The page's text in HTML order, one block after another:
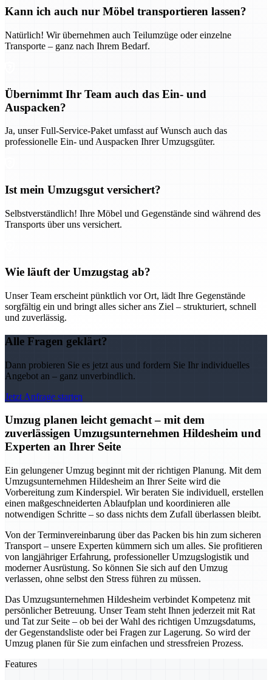
Kann ich auch nur Möbel transportieren lassen?
Natürlich! Wir übernehmen auch Teilumzüge oder einzelne
Transporte – ganz nach Ihrem Bedarf.
Übernimmt Ihr Team auch das Ein- und
Auspacken?
Ja, unser Full-Service-Paket umfasst auf Wunsch auch das
professionelle Ein- und Auspacken Ihrer Umzugsgüter.
Ist mein Umzugsgut versichert?
Selbstverständlich! Ihre Möbel und Gegenstände sind während des
Transports über uns versichert.
Wie läuft der Umzugstag ab?
Unser Team erscheint pünktlich vor Ort, lädt Ihre Gegenstände
sorgfältig ein und bringt alles sicher ans Ziel – strukturiert, schnell
und zuverlässig.
Alle Fragen geklärt?
Dann probieren Sie es jetzt aus und fordern Sie Ihr individuelles
Angebot an – ganz unverbindlich.
Jetzt Anfrage starten
Umzug planen leicht gemacht – mit dem
zuverlässigen Umzugsunternehmen Hildesheim und
Experten an Ihrer Seite
Ein gelungener Umzug beginnt mit der richtigen Planung. Mit dem
Umzugsunternehmen Hildesheim an Ihrer Seite wird die
Vorbereitung zum Kinderspiel. Wir beraten Sie individuell, erstellen
einen maßgeschneiderten Ablaufplan und koordinieren alle
notwendigen Schritte – so dass nichts dem Zufall überlassen bleibt.
Von der Terminvereinbarung über das Packen bis hin zum sicheren
Transport – unsere Experten kümmern sich um alles. Sie profitieren
von langjähriger Erfahrung, professioneller Umzugslogistik und
moderner Ausrüstung. So können Sie sich auf den Umzug
verlassen, ohne selbst den Stress führen zu müssen.
Das Umzugsunternehmen Hildesheim verbindet Kompetenz mit
persönlicher Betreuung. Unser Team steht Ihnen jederzeit mit Rat
und Tat zur Seite – ob bei der Wahl des richtigen Umzugsdatums,
der Gegenstandsliste oder bei Fragen zur Lagerung. So wird der
Umzug planen für Sie zum einfachen und stressfreien Prozess.
Features